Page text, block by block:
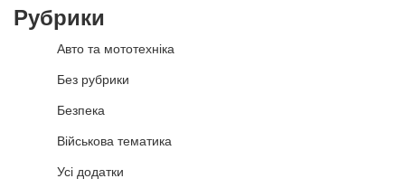
Рубрики
Авто та мототехніка
Без рубрики
Безпека
Військова тематика
Усі додатки